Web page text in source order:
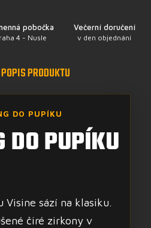
pobočka
4 - Nusle
Večerní doručení
v den objednání
PRODUKTU
DO PUPÍKU
DO PUPÍKU
Visine sází na klasiku.
čiré zirkony v